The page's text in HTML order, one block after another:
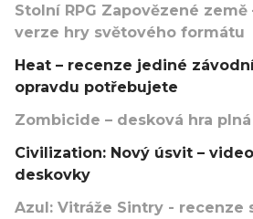
Stolní RPG Zapovězené
verze hry světového formátu
Heat – recenze jediné
opravdu potřebujete
Zombicide – desková hra
Civilization: Nový úsvit –
deskovky
Azul: Vitráže Sintry - recenze